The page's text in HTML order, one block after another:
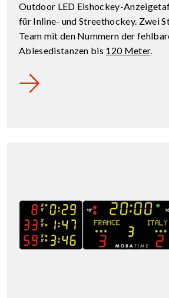
Outdoor LED Eishockey-
für Inline- und Streethockey. Zwei
Team mit den Nummern der
Ablesedistanzen bis 120 Meter.